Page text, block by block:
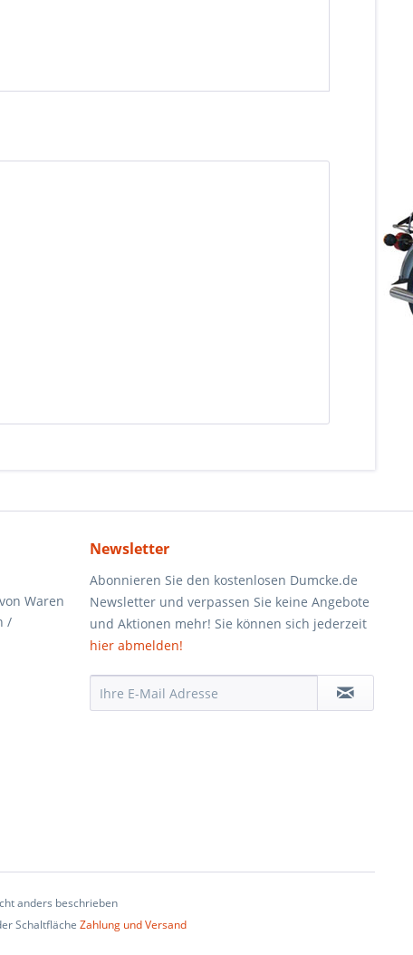
Waren
/
Newsletter
Abonnieren Sie den kostenlosen Dumcke.de
Newsletter und verpassen Sie keine Angebote
und Aktionen mehr! Sie können sich jederzeit
hier abmelden!
anders beschrieben
Schaltfläche Zahlung und Versand